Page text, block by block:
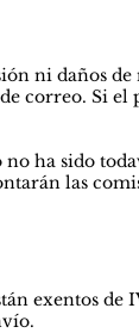
ni daños
correo. Si el
ha sido
las
exentos de